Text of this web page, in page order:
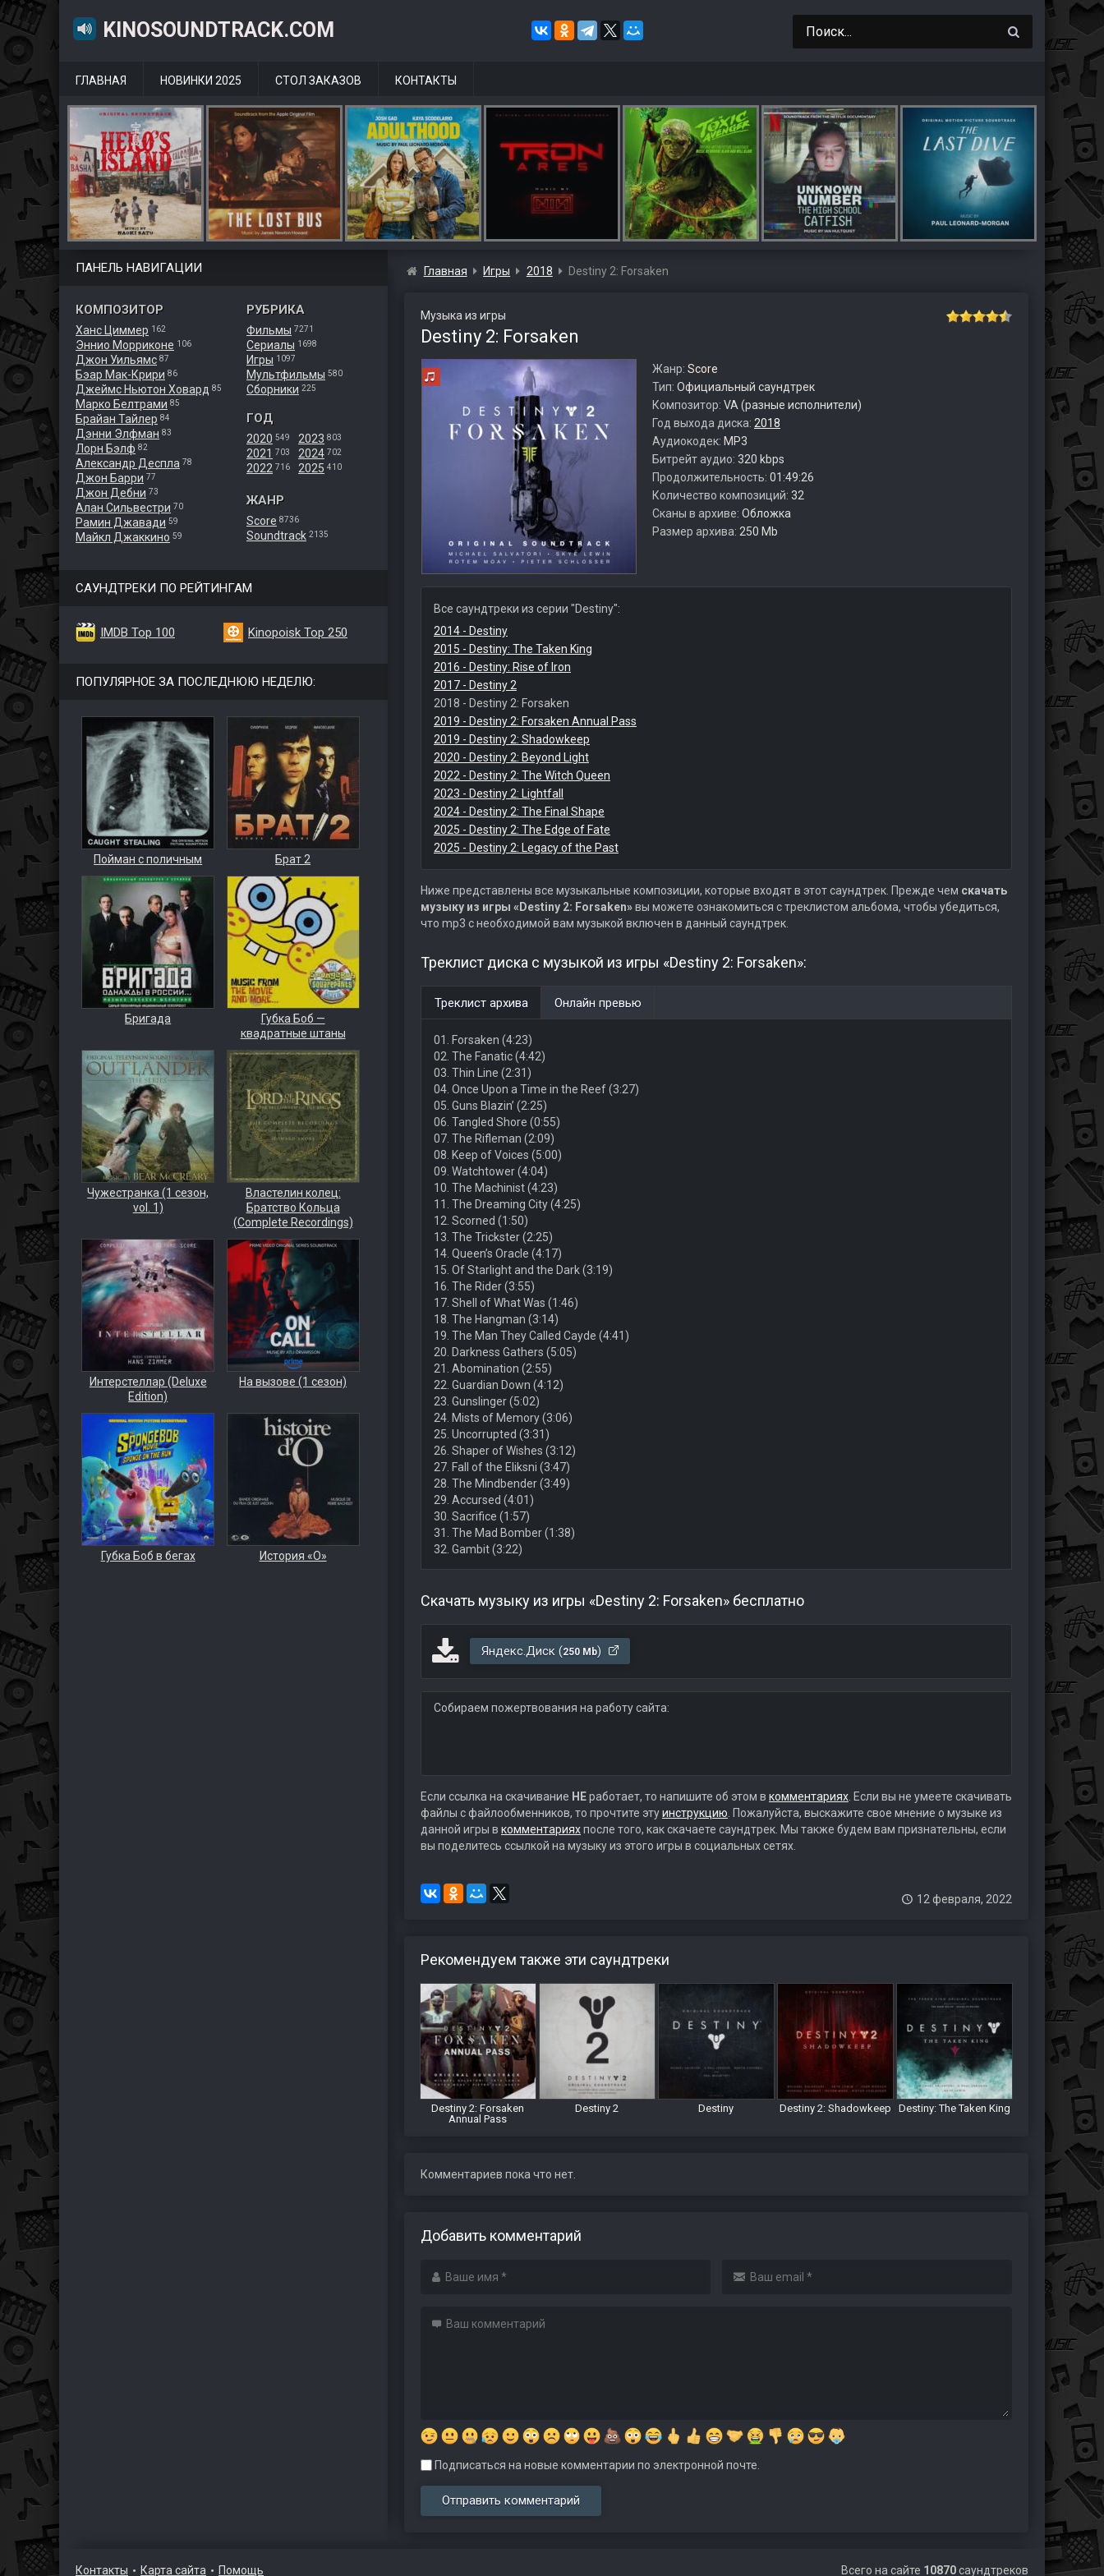
KINOSOUNDTRACK.COM
ГЛАВНАЯ НОВИНКИ 2025 СТОЛ ЗАКАЗОВ КОНТАКТЫ
ПАНЕЛЬ НАВИГАЦИИ
КОМПОЗИТОР
Ханс Циммер 162
Эннио Морриконе 106
Джон Уильямс 87
Бэар Мак-Крири 86
Джеймс Ньютон Ховард 85
Марко Белтрами 85
Брайан Тайлер 84
Дэнни Элфман 83
Лорн Бэлф 82
Александр Деспла 78
Джон Барри 77
Джон Дебни 73
Алан Сильвестри 70
Рамин Джавади 59
Майкл Джаккино 59
РУБРИКА
Фильмы 7271
Сериалы 1698
Игры 1097
Мультфильмы 580
Сборники 225
ГОД
2020 549
2021 703
2022 716
2023 803
2024 702
2025 410
ЖАНР
Score 8736
Soundtrack 2135
САУНДТРЕКИ ПО РЕЙТИНГАМ
IMDB Top 100 Kinopoisk Top 250
ПОПУЛЯРНОЕ ЗА ПОСЛЕДНЮЮ НЕДЕЛЮ:
Пойман с поличным Брат 2
Бригада
Губка Боб —
квадратные штаны
Чужестранка (1 сезон,
vol. 1)
Властелин колец:
Братство Кольца
(Complete Recordings)
Интерстеллар (Deluxe
Edition)
На вызове (1 сезон)
Губка Боб в бегах История «О»
Главная Игры 2018 Destiny 2: Forsaken
Музыка из игры
Destiny 2: Forsaken
Жанр: Score
Тип: Официальный саундтрек
Композитор: VA (разные исполнители)
Год выхода диска: 2018
Аудиокодек: MP3
Битрейт аудио: 320 kbps
Продолжительность: 01:49:26
Количество композиций: 32
Сканы в архиве: Обложка
Размер архива: 250 Mb
Все саундтреки из серии "Destiny":
2014 - Destiny
2015 - Destiny: The Taken King
2016 - Destiny: Rise of Iron
2017 - Destiny 2
2018 - Destiny 2: Forsaken
2019 - Destiny 2: Forsaken Annual Pass
2019 - Destiny 2: Shadowkeep
2020 - Destiny 2: Beyond Light
2022 - Destiny 2: The Witch Queen
2023 - Destiny 2: Lightfall
2024 - Destiny 2: The Final Shape
2025 - Destiny 2: The Edge of Fate
2025 - Destiny 2: Legacy of the Past
Ниже представлены все музыкальные композиции, которые входят в этот саундтрек. Прежде чем скачать
музыку из игры «Destiny 2: Forsaken»вы можете ознакомиться с треклистом альбома, чтобы убедиться,
что mp3 с необходимой вам музыкой включен в данный саундтрек.
Треклист диска с музыкой из игры «Destiny 2: Forsaken»:
Треклист архива Онлайн превью
01. Forsaken (4:23)
02. The Fanatic (4:42)
03. Thin Line (2:31)
04. Once Upon a Time in the Reef (3:27)
05. Guns Blazin’ (2:25)
06. Tangled Shore (0:55)
07. The Rifleman (2:09)
08. Keep of Voices (5:00)
09. Watchtower (4:04)
10. The Machinist (4:23)
11. The Dreaming City (4:25)
12. Scorned (1:50)
13. The Trickster (2:25)
14. Queen’s Oracle (4:17)
15. Of Starlight and the Dark (3:19)
16. The Rider (3:55)
17. Shell of What Was (1:46)
18. The Hangman (3:14)
19. The Man They Called Cayde (4:41)
20. Darkness Gathers (5:05)
21. Abomination (2:55)
22. Guardian Down (4:12)
23. Gunslinger (5:02)
24. Mists of Memory (3:06)
25. Uncorrupted (3:31)
26. Shaper of Wishes (3:12)
27. Fall of the Eliksni (3:47)
28. The Mindbender (3:49)
29. Accursed (4:01)
30. Sacrifice (1:57)
31. The Mad Bomber (1:38)
32. Gambit (3:22)
Скачать музыку из игры «Destiny 2: Forsaken» бесплатно
Яндекс.Диск (250 Mb)
Собираем пожертвования на работу сайта:
Если ссылка на скачивание НЕработает, то напишите об этом в комментариях. Если вы не умеете скачивать
файлы с файлообменников, то прочтите этуинструкцию . Пожалуйста, выскажите свое мнение о музыке из
данной игры в комментарияхпосле того, как скачаете саундтрек. Мы также будем вам признательны, если
вы поделитесь ссылкой на музыку из этого игры в социальных сетях.
12 февраля, 2022
Рекомендуем также эти саундтреки
Destiny 2: Forsaken
Annual Pass
Destiny 2 Destiny Destiny 2: Shadowkeep Destiny: The Taken King
Комментариев пока что нет.
Добавить комментарий
Подписаться на новые комментарии по электронной почте.
Контакты Карта сайта Помощь Всего на сайте 10870саундтреков